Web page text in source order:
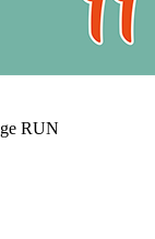
RUN